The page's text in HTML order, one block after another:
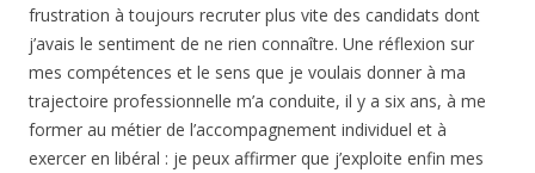
frustration à toujours recruter plus vite des candidats dont
j’avais le sentiment de ne rien connaître. Une réflexion sur
mes compétences et le sens que je voulais donner à ma
trajectoire professionnelle m’a conduite, il y a six ans, à me
former au métier de l’accompagnement individuel et à
exercer en libéral : je peux affirmer que j’exploite enfin mes